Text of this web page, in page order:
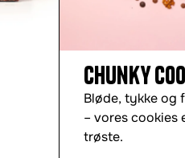
Chunky
Bløde, tykke og
– vores cookies
trøste.